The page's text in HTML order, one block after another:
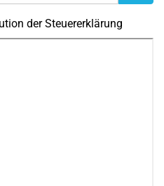
der Steuererklärung